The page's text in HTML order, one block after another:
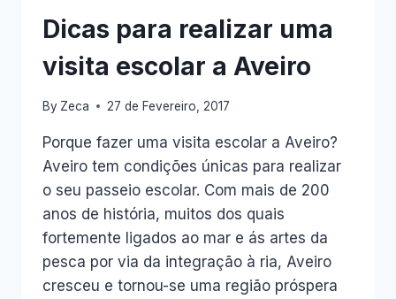
Dicas para realizar uma
visita escolar a Aveiro
By Zeca 27 de Fevereiro, 2017
Porque fazer uma visita escolar a Aveiro?
Aveiro tem condições únicas para realizar
o seu passeio escolar. Com mais de 200
anos de história, muitos dos quais
fortemente ligados ao mar e ás artes da
pesca por via da integração à ria, Aveiro
cresceu e tornou-se uma região próspera